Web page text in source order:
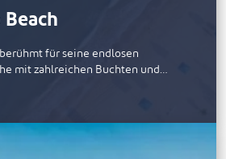
für seine endlosen
mit zahlreichen Buchten und…